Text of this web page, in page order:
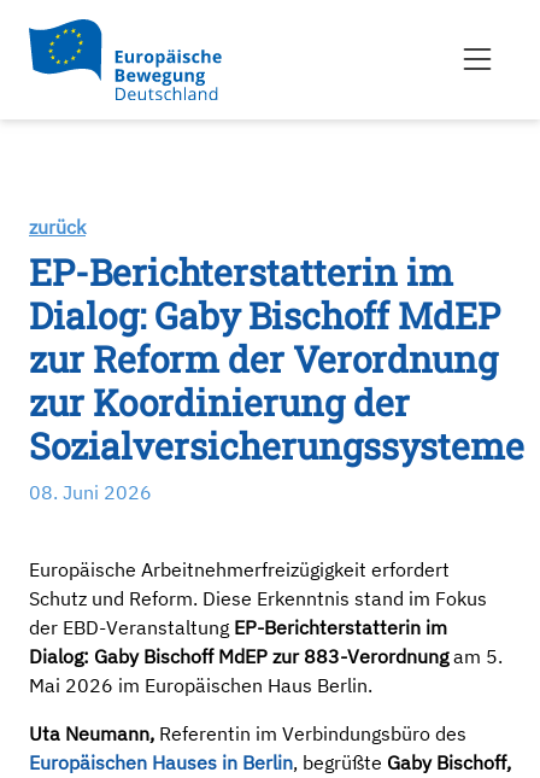
zurück
EP-Berichterstatterin im
Dialog: Gaby Bischoff MdEP
zur Reform der Verordnung
zur Koordinierung der
Sozialversicherungssysteme
08. Juni 2026
Europäische Arbeitnehmerfreizügigkeit erfordert
Schutz und Reform. Diese Erkenntnis stand im Fokus
der EBD-Veranstaltung EP-Berichterstatterin im
Dialog: Gaby Bischoff MdEP zur 883-Verordnungam 5.
Mai 2026 im Europäischen Haus Berlin.
Uta Neumann, Referentin im Verbindungsbüro des
Europäischen Hauses in Berlin, begrüßte Gaby Bischoff,